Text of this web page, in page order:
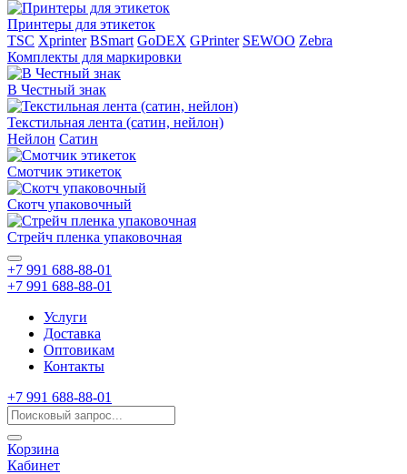
Принтеры для этикеток
TSC Xprinter BSmart GoDEX GPrinter SEWOO Zebra
Комплекты для маркировки
В Честный знак
Текстильная лента (сатин, нейлон)
Нейлон Сатин
Смотчик этикеток
Скотч упаковочный
Стрейч пленка упаковочная
+7 991 688-88-01
+7 991 688-88-01
Услуги
Доставка
Оптовикам
Контакты
+7 991 688-88-01
Корзина
Кабинет